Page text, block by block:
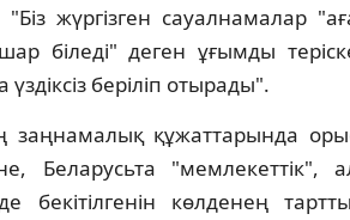
жүргiзген сауалнамалар
бiледi" деген ұғымды
берiлiп отырады".
заңнамалық құжаттарында
Беларусьта "мемлекеттiк",
бекiтiлгенiн көлденең